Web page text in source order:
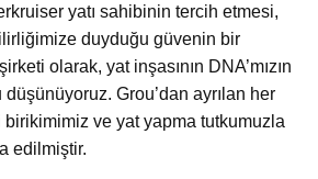
yatı sahibinin tercih etmesi,
duyduğu güvenin bir
olarak, yat inşasının DNA’mızın
düşünüyoruz. Grou’dan ayrılan her
ve yat yapma tutkumuzla
edilmiştir.